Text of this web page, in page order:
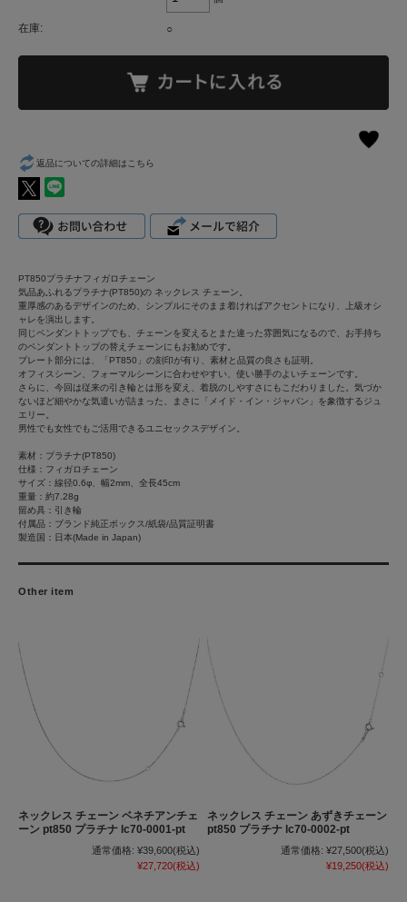
在庫: ○
返品についての詳細はこちら
PT850プラチナフィガロチェーン
気品あふれるプラチナ(PT850)の ネックレス チェーン。
重厚感のあるデザインのため、シンプルにそのまま着ければアクセントになり、上級オシ
ャレを演出します。
同じペンダントトップでも、チェーンを変えるとまた違った雰囲気になるので、お手持ち
のペンダントトップの替えチェーンにもお勧めです。
プレート部分には、「PT850」の刻印が有り、素材と品質の良さも証明。
オフィスシーン、フォーマルシーンに合わせやすい、使い勝手のよいチェーンです。
さらに、今回は従来の引き輪とは形を変え、着脱のしやすさにもこだわりました。気づか
ないほど細やかな気遣いが詰まった、まさに「メイド・イン・ジャパン」を象徴するジュ
エリー。
男性でも女性でもご活用できるユニセックスデザイン。
素材：プラチナ(PT850)
仕様：フィガロチェーン
サイズ：線径0.6φ、幅2mm、全長45cm
重量：約7.28g
留め具：引き輪
付属品：ブランド純正ボックス/紙袋/品質証明書
製造国：日本(Made in Japan)
Other item
ネックレス チェーン ベネチアンチェ
ーン pt850 プラチナ lc70-0001-pt
通常価格: ¥39,600(税込)
¥27,720(税込)
ネックレス チェーン あずきチェーン
pt850 プラチナ lc70-0002-pt
通常価格: ¥27,500(税込)
¥19,250(税込)